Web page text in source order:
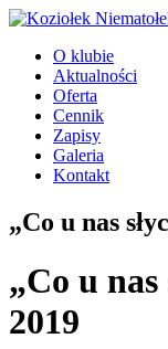
Przejdź
treści
O klubie
Aktualności
Oferta
Cennik
Zapisy
Galeria
Kontakt
„Co u nas
„Co u nas
2019